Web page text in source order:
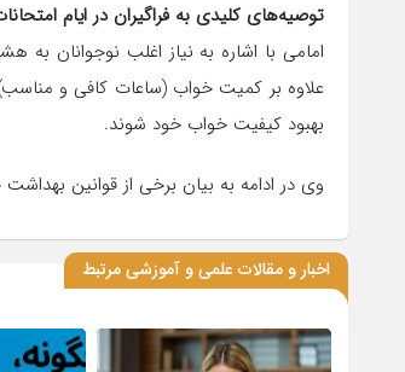
توصیه‌های کلیدی به فراگیران در ایام
علاوه بر کمیت خواب (ساعات کافی و
بهبود کیفیت خواب خود شوند.
وی در ادامه به بیان برخی از قوانین
اخبار و مقالات علمی و آموزشی مرتبط